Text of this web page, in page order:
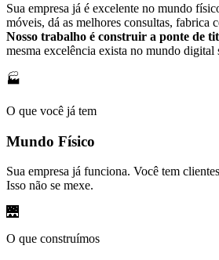
Sua empresa já é excelente no mundo
móveis, dá as melhores consultas, fabrica
Nosso trabalho é construir a ponte de
mesma excelência exista no mundo digital
🏭
O que você já tem
Mundo Físico
Sua empresa já funciona. Você tem
Isso não se mexe.
🌉
O que construímos